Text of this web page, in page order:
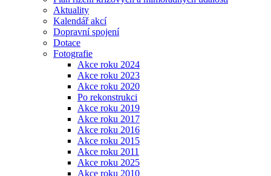
Aktuality
Kalendář akcí
Dopravní spojení
Dotace
Fotografie
Akce roku 2024
Akce roku 2023
Akce roku 2020
Po rekonstrukci
Akce roku 2019
Akce roku 2017
Akce roku 2016
Akce roku 2015
Akce roku 2011
Akce roku 2025
Akce roku 2010